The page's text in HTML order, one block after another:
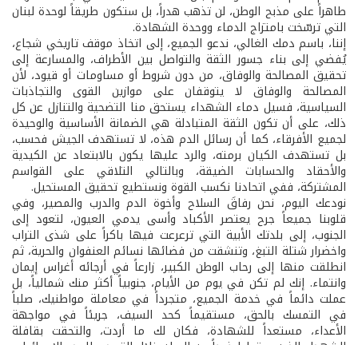
طاهراً على مذبح الوطن، لن تذهب هدراً، بل ستكون طريقاً لوحدة لبنان
التي ترسّخت بامتزاج الدماء ووحدة الشهادة.
إننا، باسم دمك الغالي، ندعو الجميع، إلى اتخاذ موقف تاريخي شجاع،
يُفضي إلى بناء جسور الثقة والتواصل بين الأطراف، والمسارعة إلى
تحقيق المصالحة والوفاق، من دون شروط أو مساومات أو قيود، لأن
المصالحة والوفاق لا يتوقفان على موازين القوى والتجاذبات
السياسية، فسيل دماء الشهداء يستحق منا التضحية والتنازل عن كل
ذلك، على أن تكون الثقة المتبادلة هي الضمانة الأساسية والوحيدة
لجميع الأفرقاء، كما أن رسائل الدم هذه، لا تستهدف الجيش فحسب،
بل تستهدف الكيان برمته، والرد عليها يكون بالابتعاد عن الكيدية
والأحقاد والحسابات الضيقة، وبالتالي التلاقي على القواسم
المشتركة، ففي اتحادنا نكسب القوة ونستطيع تحقيق المستحيل.
نودعك اليوم، نحن رفاقَ السلاح وأخوة الدم والدرب والمصير، وفي
قلوبنا جميعاً جرح يعتصر الأكباد وأسى يدمي العيون، لتعود إلى
الجنوب، إلى بلدتك الأبية التي ترعرعت فيها باكراً على شذى التراب
واخضرار شتلة التبغ، وتنشقت من فضائها نسائم العنفوان والحرية، ثم
انطلقت منها إلى رحاب الوطن الكبير، زارعاً في أرجائه أغراس إيمان
وانتماء. إنك لم تكن في يوم من الأيام، جنوبياً أكثر منك شمالياً، بل
عملت دائماً في خدمة الجميع، متجرداً في معاملة مواطنيك، صلباً
في التمسك بالحق، مستقيماً كحد السيف، جريئاً في مواجهة
الأعداء، مستعداً للشهادة، فكان لك ما أردت، والتحقت بقافلة